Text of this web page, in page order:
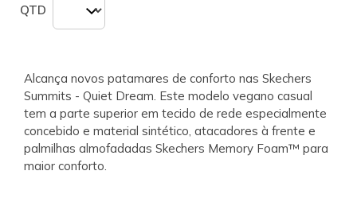
QTD
Alcança novos patamares de conforto nas Skechers
Summits - Quiet Dream. Este modelo vegano casual
tem a parte superior em tecido de rede especialmente
concebido e material sintético, atacadores à frente e
palmilhas almofadadas Skechers Memory Foam™ para
maior conforto.